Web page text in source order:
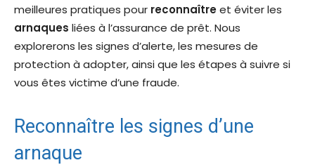
meilleures pratiques pour reconnaîtreet éviter les
arnaques liées à l’assurance de prêt. Nous
explorerons les signes d’alerte, les mesures de
protection à adopter, ainsi que les étapes à suivre si
vous êtes victime d’une fraude.
Reconnaître les signes d’une
arnaque